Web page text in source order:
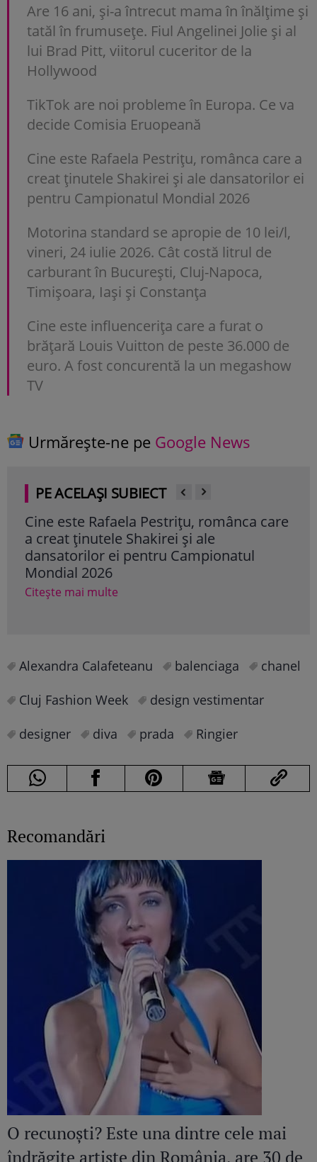
Are 16 ani, și-a întrecut mama în înălțime și
tatăl în frumusețe. Fiul Angelinei Jolie și al
lui Brad Pitt, viitorul cuceritor de la
Hollywood
TikTok are noi probleme în Europa. Ce va
decide Comisia Eruopeană
Cine este Rafaela Pestrițu, românca care a
creat ținutele Shakirei și ale dansatorilor ei
pentru Campionatul Mondial 2026
Motorina standard se apropie de 10 lei/l,
vineri, 24 iulie 2026. Cât costă litrul de
carburant în București, Cluj-Napoca,
Timișoara, Iași și Constanța
Cine este influencerița care a furat o
brățară Louis Vuitton de peste 36.000 de
euro. A fost concurentă la un megashow
TV
Urmărește-ne pe Google News
PE ACELAȘI SUBIECT
Cine este Rafaela Pestrițu, românca care
a creat ținutele Shakirei și ale
dansatorilor ei pentru Campionatul
Mondial 2026
Citește mai multe
Alexandra Calafeteanu balenciaga
chanel
Cluj Fashion Week
design vestimentar
designer
diva prada Ringier
Recomandări
O recunoști? Este una dintre cele mai
îndrăgite artiste din România, are 30 de